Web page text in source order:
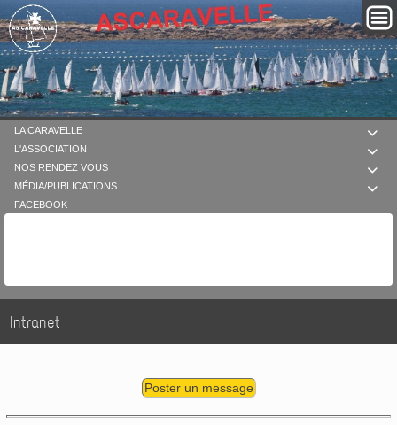

LA CARAVELLE

L'ASSOCIATION

NOS RENDEZ VOUS

MÉDIA/PUBLICATIONS
FACEBOOK
Intranet
Poster un message